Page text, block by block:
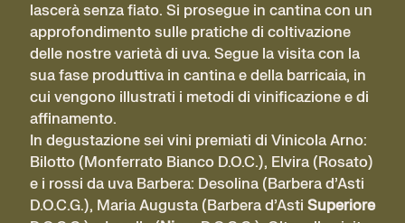
lascerà senza fiato. Si prosegue in cantina con un
approfondimento sulle pratiche di coltivazione
delle nostre varietà di uva. Segue la visita con la
sua fase produttiva in cantina e della barricaia, in
cui vengono illustrati i metodi di vinificazione e di
affinamento.
In degustazione sei vini premiati di Vinicola Arno:
Bilotto (Monferrato Bianco D.O.C.), Elvira (Rosato)
e i rossi da uva Barbera: Desolina (Barbera d’Asti
D.O.C.G.), Maria Augusta (Barbera d’Asti Superiore